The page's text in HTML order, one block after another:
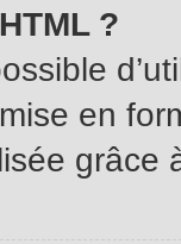
?
en
grâce